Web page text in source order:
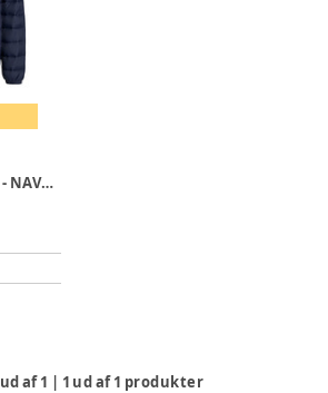
Sprint Puffer hood - NAVYBLAZER
ud af1 | 1 ud af1 produkter